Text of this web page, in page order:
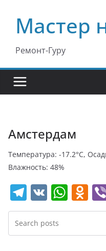
содержимому
Мастер
Ремонт-Гуру
Амстердам
Температура: -17.2°C,
Влажность: 48%
T
el
e
gr
V
K
W
h
s
O
d
o